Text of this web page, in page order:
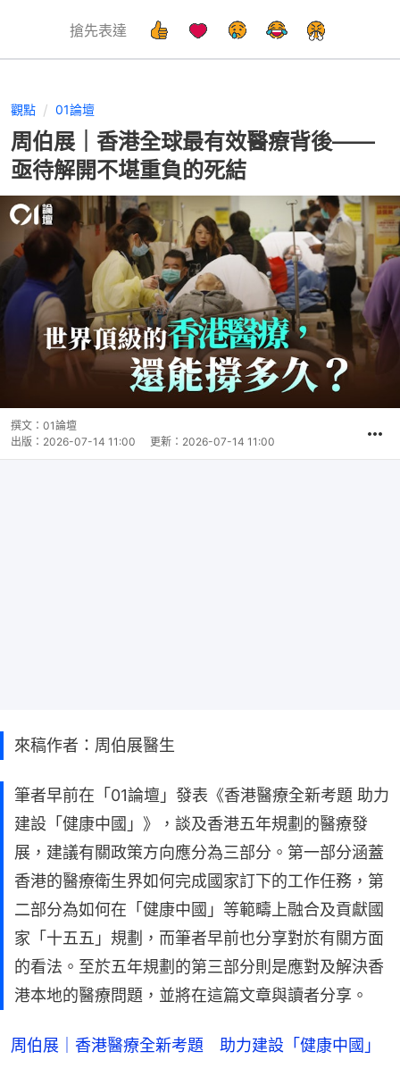
搶先表達
觀點 01論壇
周伯展｜香港全球最有效醫療背後——
亟待解開不堪重負的死結
撰文： 01論壇
出版： 2026-07-14 11:00 更新： 2026-07-14 11:00
來稿作者：周伯展醫生
筆者早前在「01論壇」發表《香港醫療全新考題 助力
建設「健康中國」》，談及香港五年規劃的醫療發
展，建議有關政策方向應分為三部分。第一部分涵蓋
香港的醫療衛生界如何完成國家訂下的工作任務，第
二部分為如何在「健康中國」等範疇上融合及貢獻國
家「十五五」規劃，而筆者早前也分享對於有關方面
的看法。至於五年規劃的第三部分則是應對及解決香
港本地的醫療問題，並將在這篇文章與讀者分享。
周伯展｜香港醫療全新考題 助力建設「健康中國」